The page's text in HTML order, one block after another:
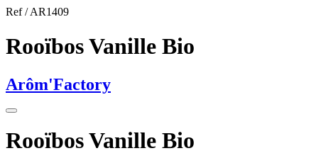
Ref /AR1409
Rooïbos Vanille Bio
Arôm'Factory
Rooïbos Vanille Bio